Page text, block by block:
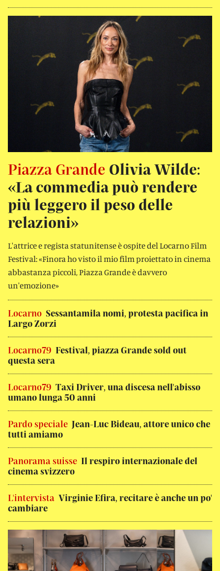
Piazza Grande Olivia Wilde:
«La commedia può rendere
più leggero il peso delle
relazioni»
L'attrice e regista statunitense è ospite del Locarno Film
Festival: «Finora ho visto il mio film proiettato in cinema
abbastanza piccoli, Piazza Grande è davvero
un'emozione»
Locarno Sessantamila nomi, protesta pacifica in
Largo Zorzi
Locarno79 Festival, piazza Grande sold out
questa sera
Locarno79 Taxi Driver, una discesa nell'abisso
umano lunga 50 anni
Pardo speciale Jean-Luc Bideau, attore unico che
tutti amiamo
Panorama suisse Il respiro internazionale del
cinema svizzero
L'intervista Virginie Efira, recitare è anche un po'
cambiare